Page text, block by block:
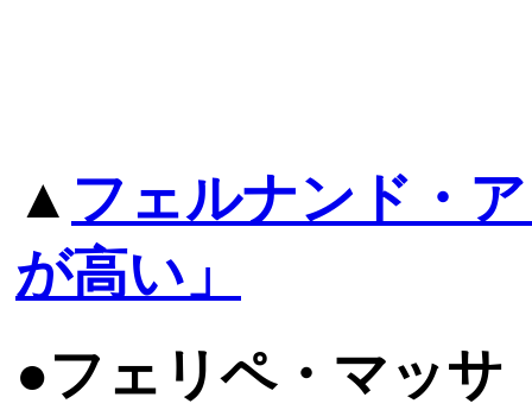
▲ フェルナンド・
が高い」
●フェリペ・マッサ